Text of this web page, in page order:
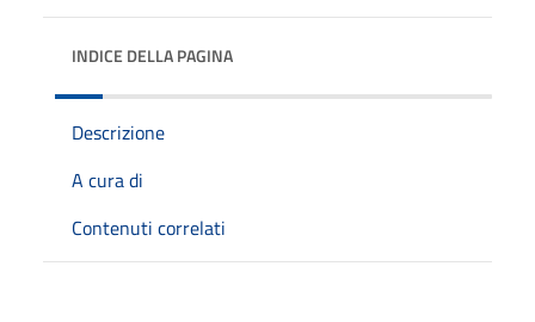
INDICE DELLA PAGINA
Descrizione
A cura di
Contenuti correlati